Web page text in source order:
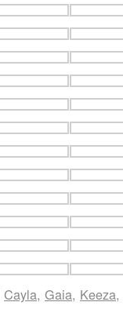
Cayla, Gaia, Keeza,